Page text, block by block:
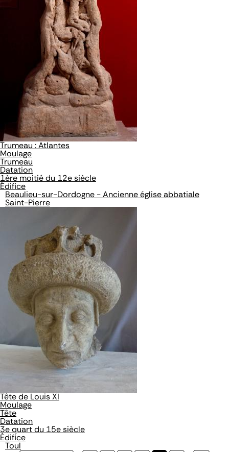
Trumeau : Atlantes
Moulage
Trumeau
Datation
1ère moitié du 12e siècle
Édifice
Beaulieu-sur-Dordogne - Ancienne église abbatiale
Saint-Pierre
Tête de Louis XI
Moulage
Tête
Datation
3e quart du 15e siècle
Édifice
Toul